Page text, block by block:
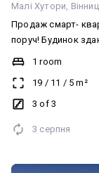
Малі Хутори
Продаж смарт-
поруч! Будинок
1 room
19 / 11 / 5 m²
3 of 3
3 серпня